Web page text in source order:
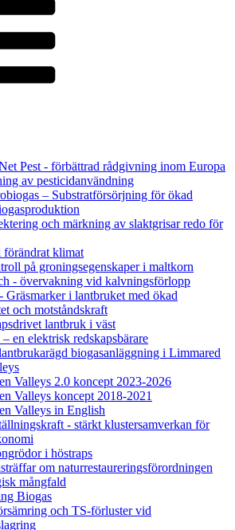
Pest - förbättrad rådgivning inom Europa
av pesticidanvändning
– Substratförsörjning för ökad
och märkning av slaktgrisar redo för
förändrat klimat
på groningsegenskaper i maltkorn
- övervakning vid kalvningsförlopp
Gräsmarker i lantbruket med ökad
och motståndskraft
lantbruk i väst
en elektrisk redskapsbärare
biogasanläggning i Limmared
Valleys 2.0 koncept 2023-2026
Valleys koncept 2018-2021
Valleys in English
- stärkt klustersamverkan för
i höstraps
om naturrestaureringsförordningen
mångfald
Biogas
och TS-förluster vid